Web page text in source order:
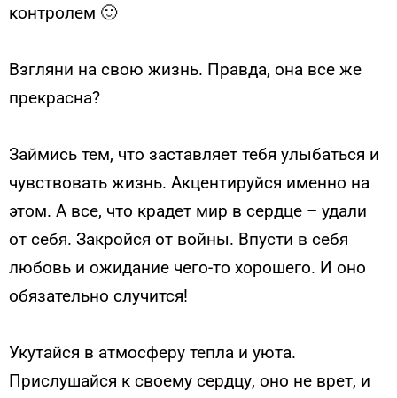
контролем 🙂
Взгляни на свою жизнь. Правда, она все же
прекрасна?
Займись тем, что заставляет тебя улыбаться и
чувствовать жизнь. Акцентируйся именно на
этом. А все, что крадет мир в сердце – удали
от себя. Закройся от войны. Впусти в себя
любовь и ожидание чего-то хорошего. И оно
обязательно случится!
Укутайся в атмосферу тепла и уюта.
Прислушайся к своему сердцу, оно не врет, и